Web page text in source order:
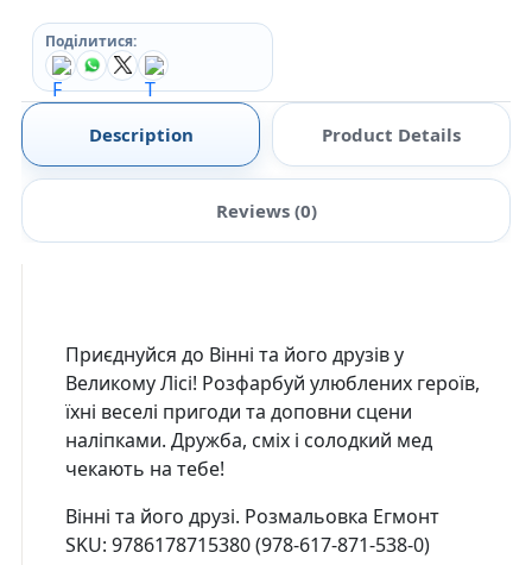
Поділитися:
Description Product Details
Reviews (0)
Приєднуйся до Вінні та його друзів у
Великому Лісі! Розфарбуй улюблених героїв,
їхні веселі пригоди та доповни сцени
наліпками. Дружба, сміх і солодкий мед
чекають на тебе!
Вінні та його друзі. Розмальовка Егмонт
SKU: 9786178715380 (978-617-871-538-0)